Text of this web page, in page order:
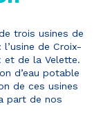
les
navigation,
Eco. Celui-ci
deviendrez
trois usines de
de Croix-
et de la Velette.
d’eau potable
de ces usines
part de nos